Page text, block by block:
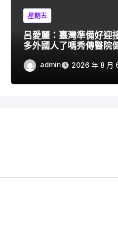
星期五
呂愛麗：臺灣準備好迎
多外國人了嗎秀傳醫院
admin 2026 年 8 月